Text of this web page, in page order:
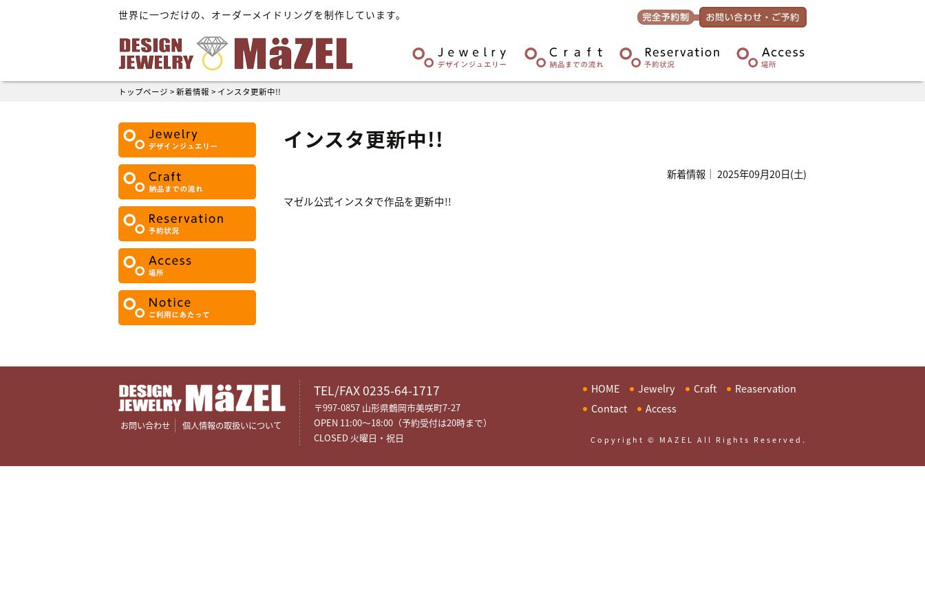
世界に一つだけの、オーダーメイドリングを制作しています。
トップページ >新着情報 > インスタ更新中!!
インスタ更新中!!
新着情報｜ 2025年09月20日(土)
マゼル公式インスタで作品を更新中!!
お問い合わせ 個人情報の取扱いについて
TEL/FAX 0235-64-1717
〒997-0857 山形県鶴岡市美咲町7-27
OPEN 11:00～18:00（予約受付は20時まで）
CLOSED 火曜日・祝日
HOME Jewelry Craft
Reaservation
Contact
Access
Copyright © MAZEL All Rights Reserved.